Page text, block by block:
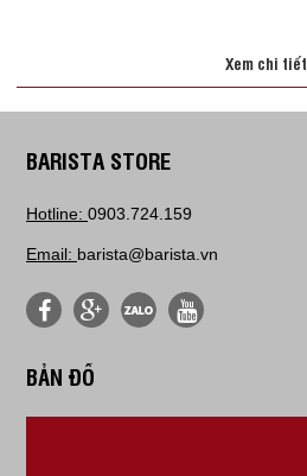
Xem chi tiết
BARISTA STORE
Hotline: 0903.724.159
Email: barista@barista.vn
BẢN ĐỒ